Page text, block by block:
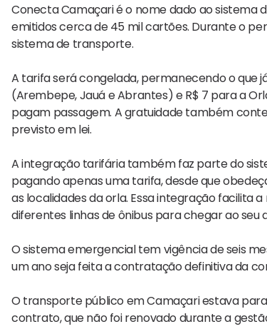
Conecta Camaçari é o nome dado ao sistema
emitidos cerca de 45 mil cartões. Durante o
sistema de transporte.
A tarifa será congelada, permanecendo o que
(Arembepe, Jauá e Abrantes) e R$ 7 para a
pagam passagem. A gratuidade também
previsto em lei.
A integração tarifária também faz parte do
pagando apenas uma tarifa, desde que
as localidades da orla. Essa integração facilita
diferentes linhas de ônibus para chegar ao
O sistema emergencial tem vigência de seis
um ano seja feita a contratação definitiva da
O transporte público em Camaçari estava
contrato, que não foi renovado durante a